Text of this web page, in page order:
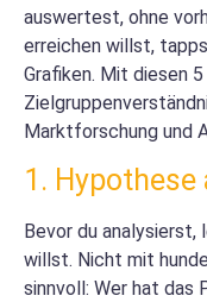
auswertest, ohne
erreichen willst,
Grafiken. Mit diesen
Marktforschung und
1.
Bevor du
willst. Nicht mit
sinnvoll: Wer hat das